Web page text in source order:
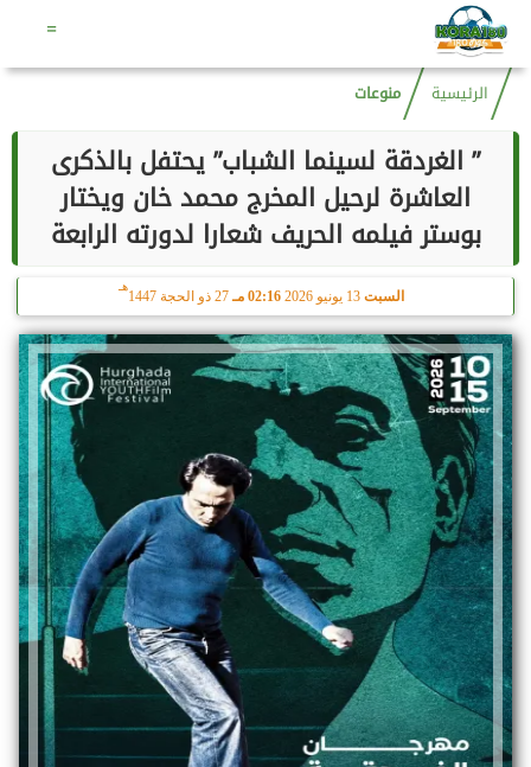
=
الرئيسية منوعات
” الغردقة لسينما الشباب” يحتفل بالذكرى
العاشرة لرحيل المخرج محمد خان ويختار
بوستر فيلمه الحريف شعارا لدورته الرابعة
السبت 13 يونيو 2026 02:16 مـ 27 ذو الحجة 1447
هـ